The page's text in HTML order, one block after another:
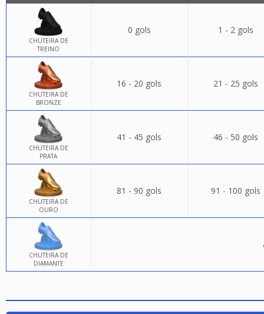
CHUTEIRA DE
TREINO
0 gols 1 - 2 gols
CHUTEIRA DE
BRONZE
16 - 20 gols 21 - 25 gols
CHUTEIRA DE
PRATA
41 - 45 gols 46 - 50 gols
CHUTEIRA DE
OURO
81 - 90 gols 91 - 100 gols
CHUTEIRA DE
DIAMANTE